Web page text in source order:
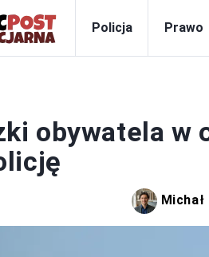
Policja Prawo
obywatela w